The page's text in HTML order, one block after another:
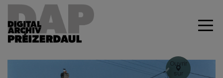
Ouvrir
sur